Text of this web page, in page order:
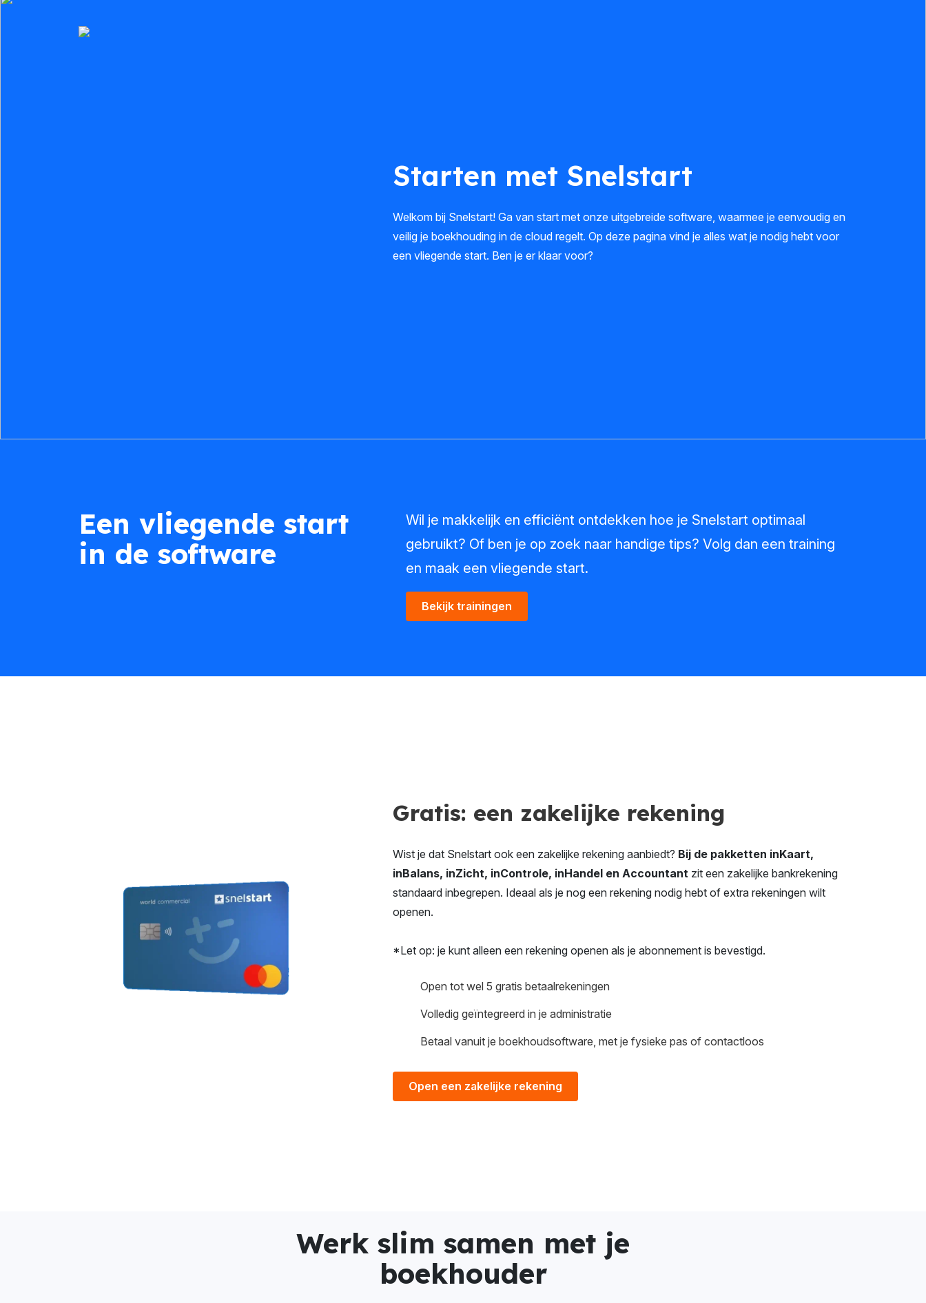
Starten met Snelstart
Welkom bij Snelstart! Ga van start met onze uitgebreide software, waarmee je eenvoudig en
veilig je boekhouding in de cloud regelt. Op deze pagina vind je alles wat je nodig hebt voor
een vliegende start. Ben je er klaar voor?
Een vliegende start
in de software
Wil je makkelijk en efficiënt ontdekken hoe je Snelstart optimaal
gebruikt? Of ben je op zoek naar handige tips? Volg dan een training
en maak een vliegende start.
Bekijk trainingen
Gratis: een zakelijke rekening
Wist je dat Snelstart ook een zakelijke rekening aanbiedt? Bij de pakketten inKaart,
inBalans, inZicht, inControle, inHandel en Accountant zit een zakelijke bankrekening
standaard inbegrepen. Ideaal als je nog een rekening nodig hebt of extra rekeningen wilt
openen.
*Let op: je kunt alleen een rekening openen als je abonnement is bevestigd.
Open tot wel 5 gratis betaalrekeningen
Volledig geïntegreerd in je administratie
Betaal vanuit je boekhoudsoftware, met je fysieke pas of contactloos
Open een zakelijke rekening
Werk slim samen met je
boekhouder